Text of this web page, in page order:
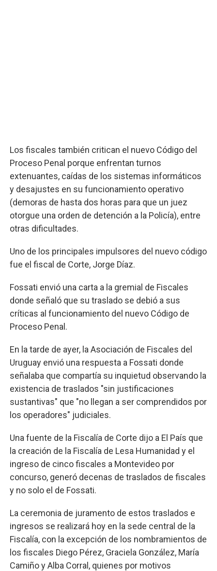
Los fiscales también critican el nuevo Código del
Proceso Penal porque enfrentan turnos
extenuantes, caídas de los sistemas informáticos
y desajustes en su funcionamiento operativo
(demoras de hasta dos horas para que un juez
otorgue una orden de detención a la Policía), entre
otras dificultades.
Uno de los principales impulsores del nuevo código
fue el fiscal de Corte, Jorge Díaz.
Fossati envió una carta a la gremial de Fiscales
donde señaló que su traslado se debió a sus
críticas al funcionamiento del nuevo Código de
Proceso Penal.
En la tarde de ayer, la Asociación de Fiscales del
Uruguay envió una respuesta a Fossati donde
señalaba que compartía su inquietud observando la
existencia de traslados "sin justificaciones
sustantivas" que "no llegan a ser comprendidos por
los operadores" judiciales.
Una fuente de la Fiscalía de Corte dijo a El País que
la creación de la Fiscalía de Lesa Humanidad y el
ingreso de cinco fiscales a Montevideo por
concurso, generó decenas de traslados de fiscales
y no solo el de Fossati.
La ceremonia de juramento de estos traslados e
ingresos se realizará hoy en la sede central de la
Fiscalía, con la excepción de los nombramientos de
los fiscales Diego Pérez, Graciela González, María
Camiño y Alba Corral, quienes por motivos